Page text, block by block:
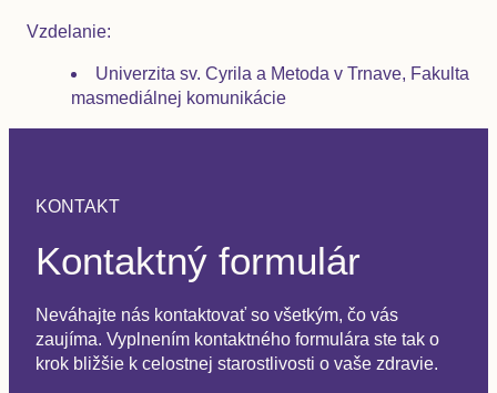
Vzdelanie:
Univerzita sv. Cyrila a Metoda v Trnave, Fakulta
masmediálnej komunikácie
KONTAKT
Kontaktný formulár
Neváhajte nás kontaktovať so všetkým, čo vás
zaujíma. Vyplnením kontaktného formulára ste tak o
krok bližšie k celostnej starostlivosti o vaše zdravie.